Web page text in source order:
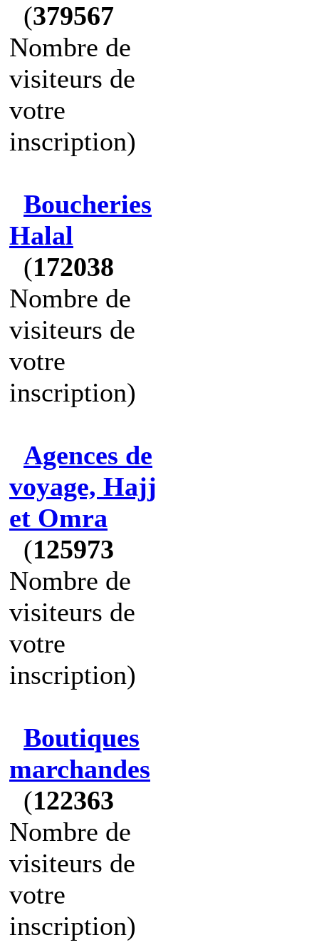
(379567
Nombre de
visiteurs de
votre
inscription)
Boucheries
Halal
(172038
Nombre de
visiteurs de
votre
inscription)
Agences de
voyage, Hajj
et Omra
(125973
Nombre de
visiteurs de
votre
inscription)
Boutiques
marchandes
(122363
Nombre de
visiteurs de
votre
inscription)